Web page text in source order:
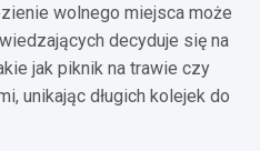
wolnego miejsca może
decyduje się na
jak piknik na trawie czy
unikając długich kolejek do